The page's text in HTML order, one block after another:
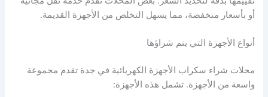
أو بأسعار منخفضة، مما يسهل التخلص من الأجهزة القديمة.
أنواع الأجهزة التي يتم شراؤها
محلات شراء سكراب الأجهزة الكهربائية في جدة تقدم مجموعة
واسعة من الأجهزة. تشمل هذه الأجهزة: